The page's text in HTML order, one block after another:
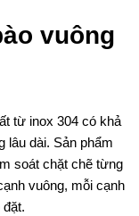
vuông
từ inox 304 có khả
lâu dài. Sản phẩm
soát chặt chẽ từng
vuông, mỗi cạnh